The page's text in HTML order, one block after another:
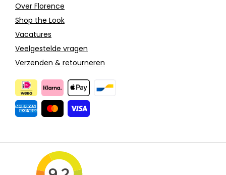
Over Florence
Shop the Look
Vacatures
Veelgestelde vragen
Verzenden & retourneren